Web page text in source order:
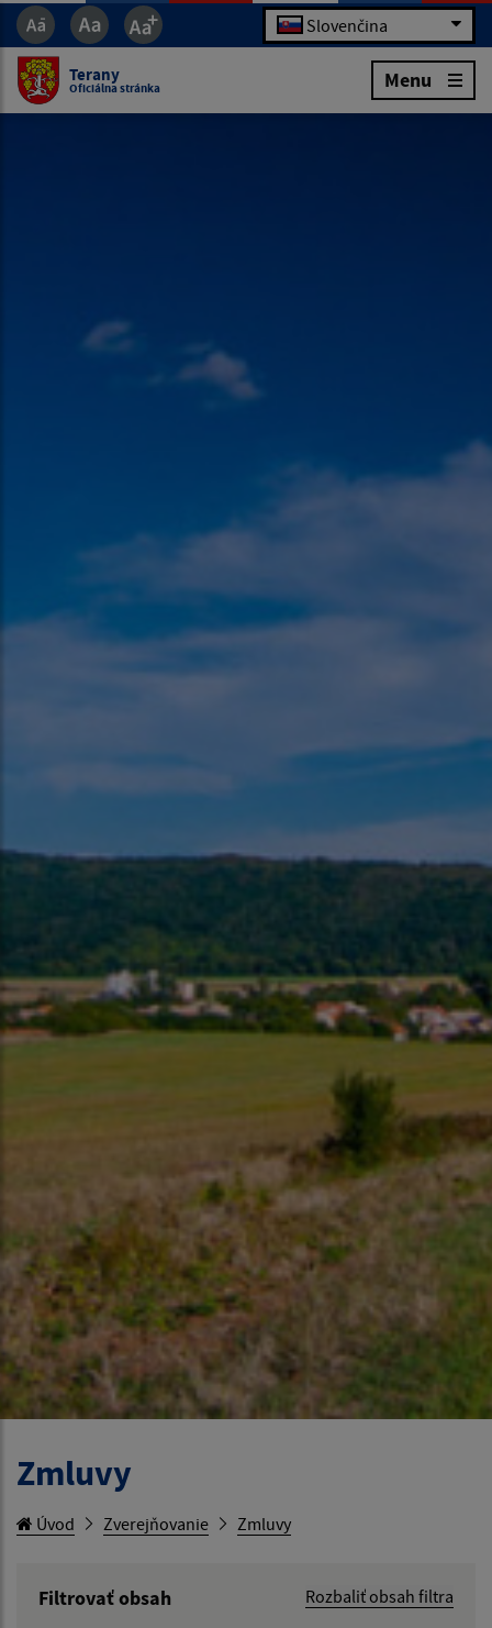
Slovenčina
Terany
Oficiálna stránka Menu
Zmluvy
Úvod Zverejňovanie Zmluvy
Filtrovať obsah
Rozbaliť obsah filtra